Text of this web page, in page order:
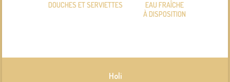
DOUCHES ET SERVIETTES
EAU FRAÎCHE
À DISPOSITION
Holi